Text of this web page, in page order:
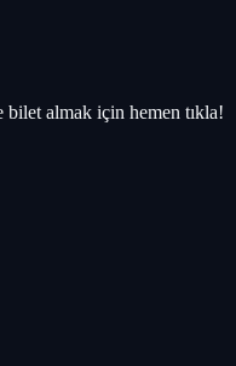
almak için hemen tıkla!